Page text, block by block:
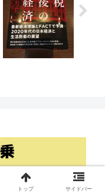
.
トップ サイドバー